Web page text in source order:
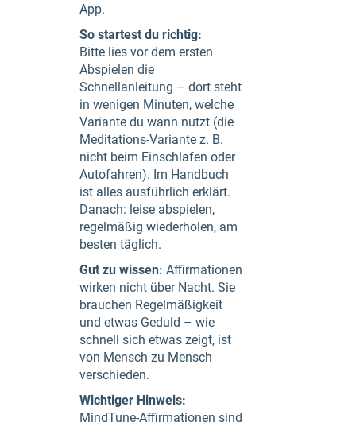
App.
So startest du richtig:
Bitte lies vor dem ersten
Abspielen die
Schnellanleitung – dort steht
in wenigen Minuten, welche
Variante du wann nutzt (die
Meditations-Variante z. B.
nicht beim Einschlafen oder
Autofahren). Im Handbuch
ist alles ausführlich erklärt.
Danach: leise abspielen,
regelmäßig wiederholen, am
besten täglich.
Gut zu wissen: Affirmationen
wirken nicht über Nacht. Sie
brauchen Regelmäßigkeit
und etwas Geduld – wie
schnell sich etwas zeigt, ist
von Mensch zu Mensch
verschieden.
Wichtiger Hinweis:
MindTune-Affirmationen sind